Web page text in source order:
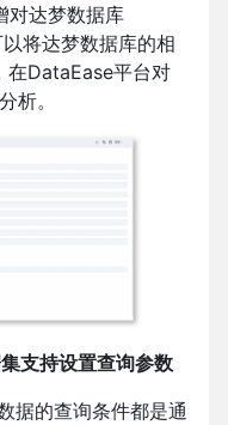
对达梦数据库
将达梦数据库的相
在DataEase平台对
析。
支持设置查询参数
据的查询条件都是通